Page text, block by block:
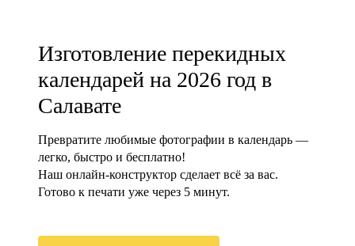
Изготовление перекидных
календарей на 2026 год в
Салавате
Превратите любимые фотографии в календарь —
легко, быстро и бесплатно!
Наш онлайн-конструктор сделает всё за вас.
Готово к печати уже через 5 минут.